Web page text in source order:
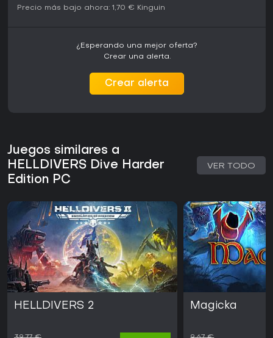
Precio más bajo ahora: 1,70 € Kinguin
¿Esperando una mejor oferta?
Crear una alerta.
Crear alerta
Juegos similares a
HELLDIVERS Dive Harder
Edition PC
VER TODO
HELLDIVERS 2 Magicka